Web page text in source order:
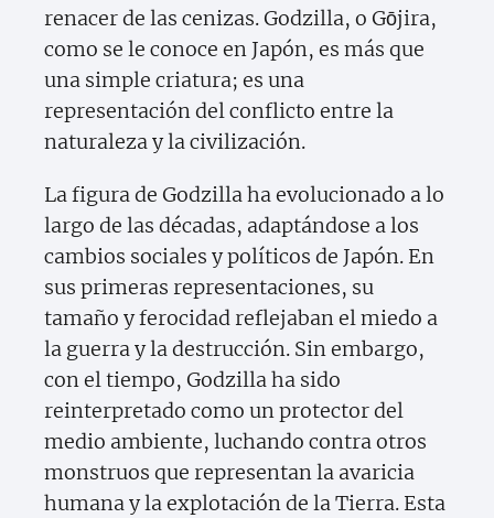
renacer de las cenizas. Godzilla, o Gōjira,
como se le conoce en Japón, es más que
una simple criatura; es una
representación del conflicto entre la
naturaleza y la civilización.
La figura de Godzilla ha evolucionado a lo
largo de las décadas, adaptándose a los
cambios sociales y políticos de Japón. En
sus primeras representaciones, su
tamaño y ferocidad reflejaban el miedo a
la guerra y la destrucción. Sin embargo,
con el tiempo, Godzilla ha sido
reinterpretado como un protector del
medio ambiente, luchando contra otros
monstruos que representan la avaricia
humana y la explotación de la Tierra. Esta